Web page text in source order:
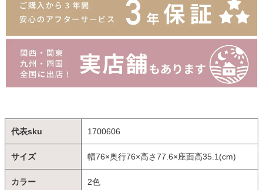
代表sku 1700606
サイズ 幅76×奥行76×高さ77.6×座面高35.1(cm)
カラー 2色